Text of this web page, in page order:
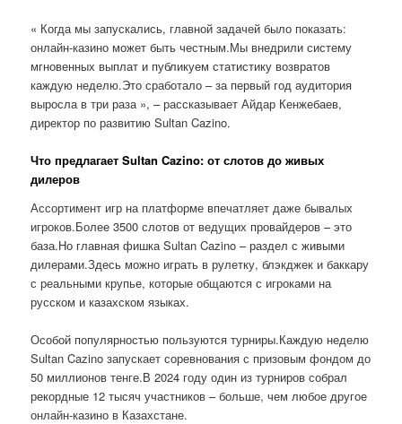
« Когда мы запускались, главной задачей было показать:
онлайн-казино может быть честным.Мы внедрили систему
мгновенных выплат и публикуем статистику возвратов
каждую неделю.Это сработало – за первый год аудитория
выросла в три раза », – рассказывает Айдар Кенжебаев,
директор по развитию Sultan Cazino.
Что предлагает Sultan Cazino: от слотов до живых
дилеров
Ассортимент игр на платформе впечатляет даже бывалых
игроков.Более 3500 слотов от ведущих провайдеров – это
база.Но главная фишка Sultan Cazino – раздел с живыми
дилерами.Здесь можно играть в рулетку, блэкджек и баккару
с реальными крупье, которые общаются с игроками на
русском и казахском языках.
Особой популярностью пользуются турниры.Каждую неделю
Sultan Cazino запускает соревнования с призовым фондом до
50 миллионов тенге.В 2024 году один из турниров собрал
рекордные 12 тысяч участников – больше, чем любое другое
онлайн-казино в Казахстане.